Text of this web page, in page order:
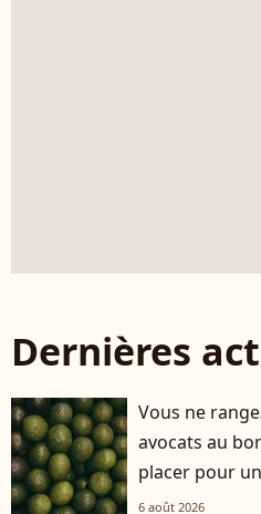
Dernières
Vous ne
avocats au
placer pour
6 août 2026